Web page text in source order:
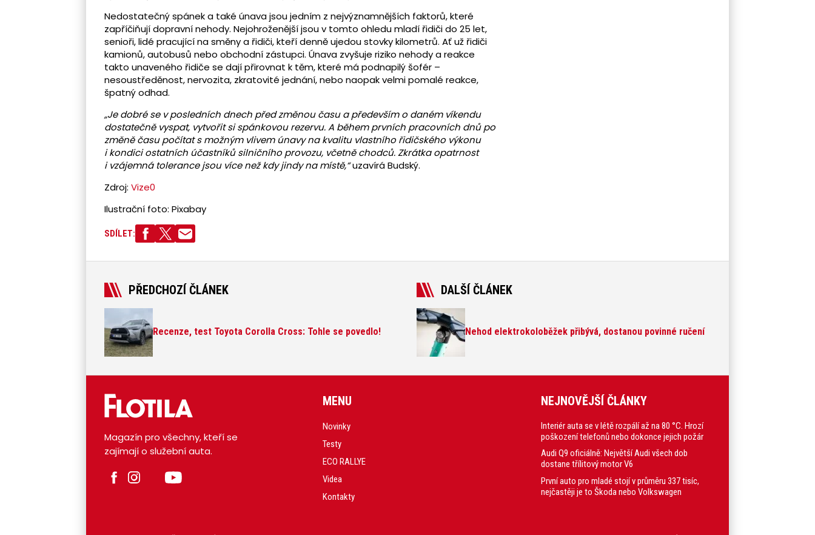
Nedostatečný spánek a také únava jsou jedním z nejvýznamnějších faktorů, které
zapříčiňují dopravní nehody. Nejohroženější jsou v tomto ohledu mladí řidiči do 25 let,
senioři, lidé pracující na směny a řidiči, kteří denně ujedou stovky kilometrů. Ať už řidiči
kamionů, autobusů nebo obchodní zástupci. Únava zvyšuje riziko nehody a reakce
takto unaveného řidiče se dají přirovnat k těm, které má podnapilý šofér –
nesoustředěnost, nervozita, zkratovité jednání, nebo naopak velmi pomalé reakce,
špatný odhad.
„Je dobré se v posledních dnech před změnou času a především o daném víkendu
dostatečně vyspat, vytvořit si spánkovou rezervu. A během prvních pracovních dnů po
změně času počítat s možným vlivem únavy na kvalitu vlastního řidičského výkonu
i kondici ostatních účastníkůsilničního provozu, včetně chodců. Zkrátka opatrnost
i vzájemná tolerance jsou více než kdy jindy na místě,“uzavírá Budský.
Zdroj: Vize0
Ilustrační foto: Pixabay
SDÍLET:
PŘEDCHOZÍ ČLÁNEK
Recenze, test Toyota Corolla Cross: Tohle se povedlo!
DALŠÍ ČLÁNEK
Nehod elektrokoloběžek přibývá, dostanou povinné ručení
Magazín pro všechny, kteří se
zajímají o služební auta.
MENU
Novinky
Testy
ECO RALLYE
Videa
Kontakty
NEJNOVĚJŠÍ ČLÁNKY
Interiér auta se v létě rozpálí až na 80 °C. Hrozí
poškození telefonů nebo dokonce jejich požár
Audi Q9 oficiálně: Největší Audi všech dob
dostane třílitový motor V6
První auto pro mladé stojí v průměru 337 tisíc,
nejčastěji je to Škoda nebo Volkswagen